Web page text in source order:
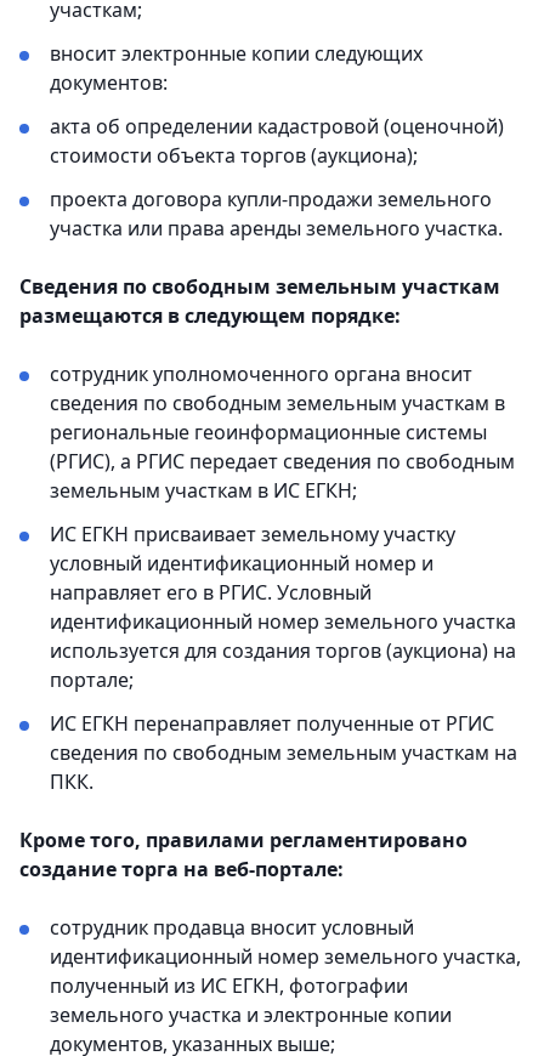
участкам;
вносит электронные копии следующих
документов:
акта об определении кадастровой (оценочной)
стоимости объекта торгов (аукциона);
проекта договора купли-продажи земельного
участка или права аренды земельного участка.
Сведения по свободным земельным участкам
размещаются в следующем порядке:
сотрудник уполномоченного органа вносит
сведения по свободным земельным участкам в
региональные геоинформационные системы
(РГИС), а РГИС передает сведения по свободным
земельным участкам в ИС ЕГКН;
ИС ЕГКН присваивает земельному участку
условный идентификационный номер и
направляет его в РГИС. Условный
идентификационный номер земельного участка
используется для создания торгов (аукциона) на
портале;
ИС ЕГКН перенаправляет полученные от РГИС
сведения по свободным земельным участкам на
ПКК.
Кроме того, правилами регламентировано
создание торга на веб-портале:
сотрудник продавца вносит условный
идентификационный номер земельного участка,
полученный из ИС ЕГКН, фотографии
земельного участка и электронные копии
документов, указанных выше;